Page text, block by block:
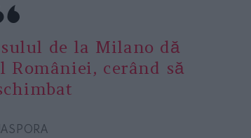
de la Milano dă
României, cerând să